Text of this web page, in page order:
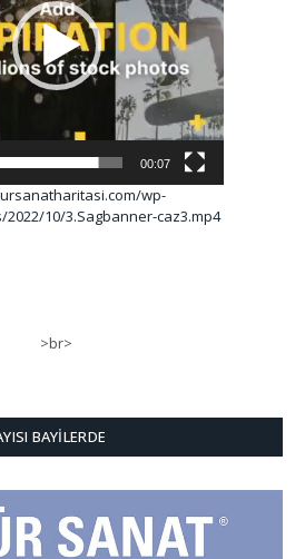
00:07
wp-
10/3.Sagbanner-caz3.mp4
>br>
BAYILERDE